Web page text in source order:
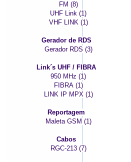
FM (8)
UHF Link (1)
VHF LINK (1)
Gerador de RDS
Gerador RDS (3)
Link´s UHF / FIBRA
950 MHz (1)
FIBRA (1)
LINK IP MPX (1)
Reportagem
Maleta GSM (1)
Cabos
RGC-213 (7)